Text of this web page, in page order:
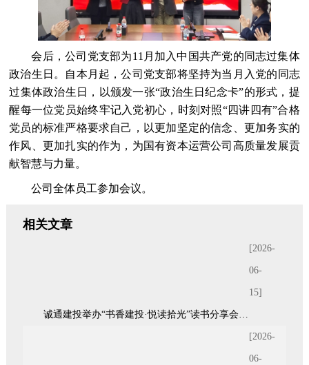
会后，公司党支部为11月加入中国共产党的同志过集体
政治生日。自本月起，公司党支部将坚持为当月入党的同志
过集体政治生日，以颁发一张“政治生日纪念卡”的形式，提
醒每一位党员始终牢记入党初心，时刻对照“四讲四有”合格
党员的标准严格要求自己，以更加坚定的信念、更加务实的
作风、更加扎实的作为，为国有资本运营公司高质量发展贡
献智慧与力量。
公司全体员工参加会议。
相关文章
[2026-
06-
15]
诚通建投举办“书香建投·悦读拾光”读书分享会暨青年统战座谈会
[2026-
06-